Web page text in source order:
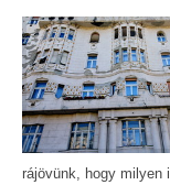
rájövünk, hogy milyen